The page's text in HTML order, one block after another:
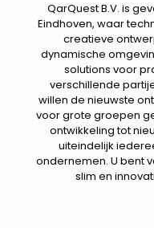
QarQuest B.V. is
Eindhoven, waar
creatieve
dynamische
solutions voor
verschillende
willen de nieuwste
voor grote groepen
ontwikkeling tot
uiteindelijk
ondernemen. U bent
slim en